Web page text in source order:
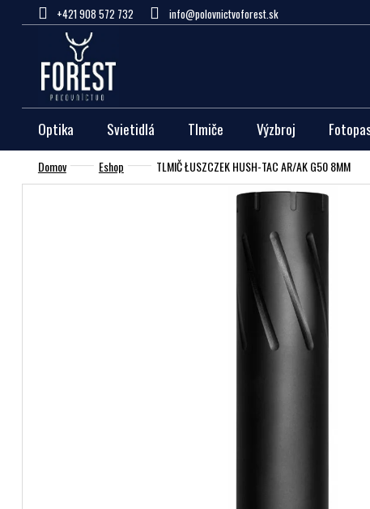
+421 908 572 732 info@polovnictvoforest.sk
Optika Svietidlá Tlmiče Výzbroj
Domov Eshop TLMIČ ŁUSZCZEK HUSH-TAC AR/AK G50 8MM